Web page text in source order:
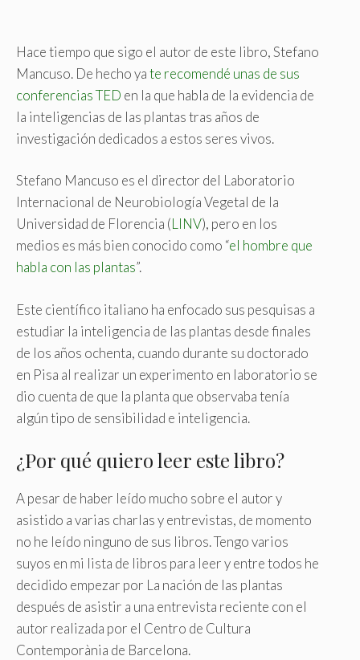
Hace tiempo que sigo el autor de este libro, Stefano
Mancuso. De hecho yate recomendé unas de sus
conferencias TED en la que habla de la evidencia de
la inteligencias de las plantas tras años de
investigación dedicados a estos seres vivos.
Stefano Mancuso es el director del Laboratorio
Internacional de Neurobiología Vegetal de la
Universidad de Florencia (LINV), pero en los
medios es más bien conocido como “el hombre que
habla con las plantas”.
Este científico italiano ha enfocado sus pesquisas a
estudiar la inteligencia de las plantas desde finales
de los años ochenta, cuando durante su doctorado
en Pisa al realizar un experimento en laboratorio se
dio cuenta de que la planta que observaba tenía
algún tipo de sensibilidad e inteligencia.
¿Por qué quiero leer este libro?
A pesar de haber leído mucho sobre el autor y
asistido a varias charlas y entrevistas, de momento
no he leído ninguno de sus libros. Tengo varios
suyos en mi lista de libros para leer y entre todos he
decidido empezar por La nación de las plantas
después de asistir a una entrevista reciente con el
autor realizada por el Centro de Cultura
Contemporània de Barcelona.